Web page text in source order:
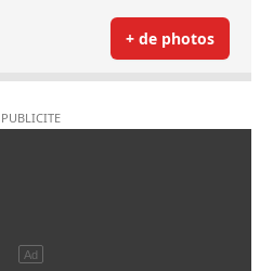
+ de photos